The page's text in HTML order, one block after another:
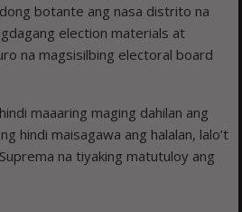
botante ang nasa distrito na
election materials at
na magsisilbing electoral board
maaaring maging dahilan ang
hindi maisagawa ang halalan, lalo’t
na tiyaking matutuloy ang